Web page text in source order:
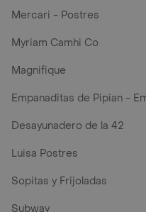
Mercari - Postres
Myriam Camhi Co
Magnifique
Empanaditas de Pipian -
Desayunadero de la 42
Luisa Postres
Sopitas y Frijoladas
Subway